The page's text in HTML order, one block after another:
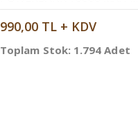
990,00 TL + KDV
Toplam Stok: 1.794 Adet